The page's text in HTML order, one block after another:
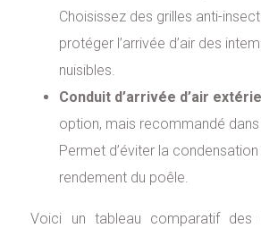
Choisissez des grilles anti-
protéger l’arrivée d’air des
nuisibles.
Conduit d’arrivée d’air
option, mais recommandé
Permet d’éviter la
rendement du poêle.
Voici un tableau comparatif des